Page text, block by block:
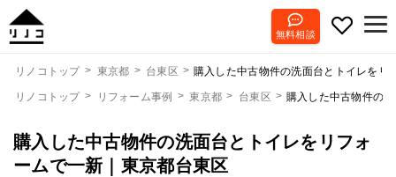
無料相談
リノコトップ 東京都 台東区 購入した中古物件の洗面台とトイレをリ
リノコトップ リフォーム事例 東京都 台東区 購入した中古物件の
購入した中古物件の洗面台とトイレをリフォ
ームで一新｜東京都台東区